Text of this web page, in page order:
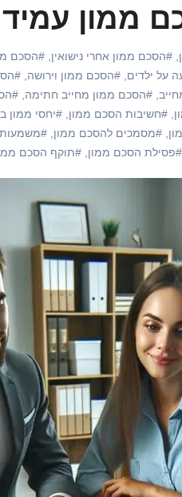
ממון
#הסכם ממון אחרי נישואין #הסכם
על ילדים #הסכם ממון וירושה
#הסכם ממון מחייב חתימה
#חשיבות הסכם ממון #יחסי ממון
#מסמכים להסכם ממון
#פסילת הסכם ממון #תוקף הסכם